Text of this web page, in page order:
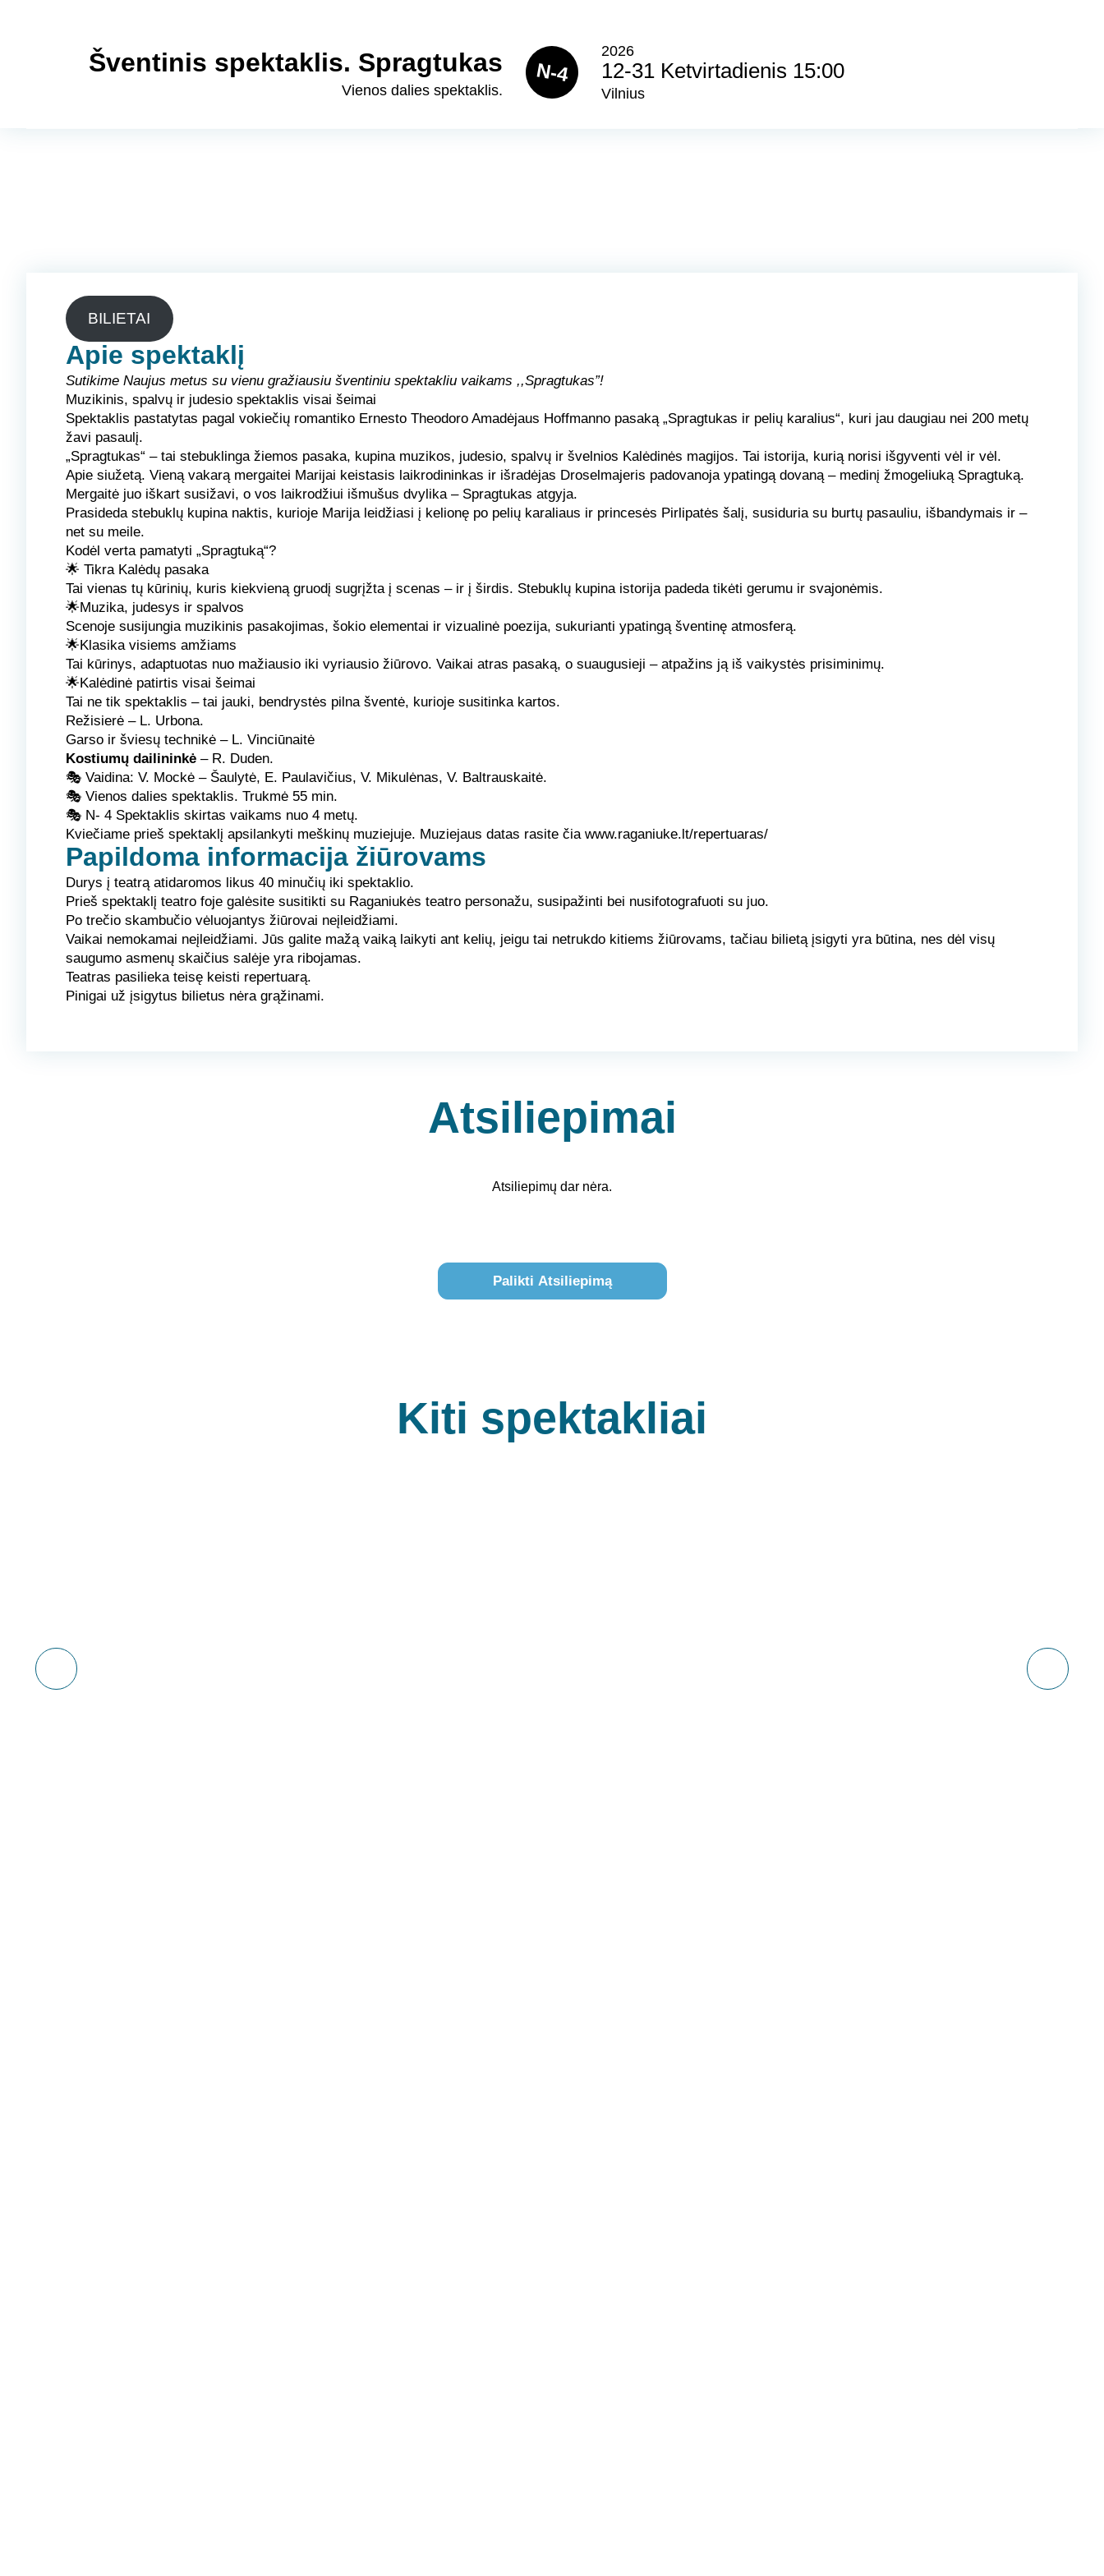
Šventinis spektaklis. Spragtukas
Vienos dalies spektaklis.
N-4
2026
12-31 Ketvirtadienis 15:00
Vilnius
BILIETAI
Apie spektaklį
Sutikime Naujus metus su vienu gražiausiu šventiniu spektakliu vaikams ,,Spragtukas”!
Muzikinis, spalvų ir judesio spektaklis visai šeimai
Spektaklis pastatytas pagal vokiečių romantiko Ernesto Theodoro Amadėjaus Hoffmanno pasaką „Spragtukas ir pelių karalius“, kuri jau daugiau nei 200 metų
žavi pasaulį.
„Spragtukas“ – tai stebuklinga žiemos pasaka, kupina muzikos, judesio, spalvų ir švelnios Kalėdinės magijos. Tai istorija, kurią norisi išgyventi vėl ir vėl.
Apie siužetą. Vieną vakarą mergaitei Marijai keistasis laikrodininkas ir išradėjas Droselmajeris padovanoja ypatingą dovaną – medinį žmogeliuką Spragtuką.
Mergaitė juo iškart susižavi, o vos laikrodžiui išmušus dvylika – Spragtukas atgyja.
Prasideda stebuklų kupina naktis, kurioje Marija leidžiasi į kelionę po pelių karaliaus ir princesės Pirlipatės šalį, susiduria su burtų pasauliu, išbandymais ir –
net su meile.
Kodėl verta pamatyti „Spragtuką“?
🌟 Tikra Kalėdų pasaka
Tai vienas tų kūrinių, kuris kiekvieną gruodį sugrįžta į scenas – ir į širdis. Stebuklų kupina istorija padeda tikėti gerumu ir svajonėmis.
🌟Muzika, judesys ir spalvos
Scenoje susijungia muzikinis pasakojimas, šokio elementai ir vizualinė poezija, sukurianti ypatingą šventinę atmosferą.
🌟Klasika visiems amžiams
Tai kūrinys, adaptuotas nuo mažiausio iki vyriausio žiūrovo. Vaikai atras pasaką, o suaugusieji – atpažins ją iš vaikystės prisiminimų.
🌟Kalėdinė patirtis visai šeimai
Tai ne tik spektaklis – tai jauki, bendrystės pilna šventė, kurioje susitinka kartos.
Režisierė – L. Urbona.
Garso ir šviesų technikė – L. Vinciūnaitė
Kostiumų dailininkė – R. Duden.
🎭 Vaidina: V. Mockė – Šaulytė, E. Paulavičius, V. Mikulėnas, V. Baltrauskaitė.
🎭 Vienos dalies spektaklis. Trukmė 55 min.
🎭 N- 4 Spektaklis skirtas vaikams nuo 4 metų.
Kviečiame prieš spektaklį apsilankyti meškinų muziejuje. Muziejaus datas rasite čia www.raganiuke.lt/repertuaras/
Papildoma informacija žiūrovams
Durys į teatrą atidaromos likus 40 minučių iki spektaklio.
Prieš spektaklį teatro foje galėsite susitikti su Raganiukės teatro personažu, susipažinti bei nusifotografuoti su juo.
Po trečio skambučio vėluojantys žiūrovai neįleidžiami.
Vaikai nemokamai neįleidžiami. Jūs galite mažą vaiką laikyti ant kelių, jeigu tai netrukdo kitiems žiūrovams, tačiau bilietą įsigyti yra būtina, nes dėl visų
saugumo asmenų skaičius salėje yra ribojamas.
Teatras pasilieka teisę keisti repertuarą.
Pinigai už įsigytus bilietus nėra grąžinami.
Atsiliepimai
Atsiliepimų dar nėra.
Palikti Atsiliepimą
Kiti spektakliai